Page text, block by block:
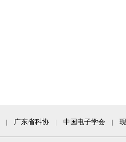
广东省科协 中国电子学会